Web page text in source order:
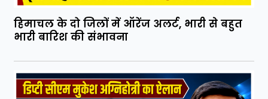
हिमाचल के दो जिलों में ऑरेंज अलर्ट, भारी से बहुत
भारी बारिश की संभावना